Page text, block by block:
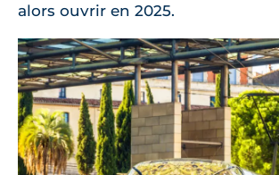
alors ouvrir en 2025.